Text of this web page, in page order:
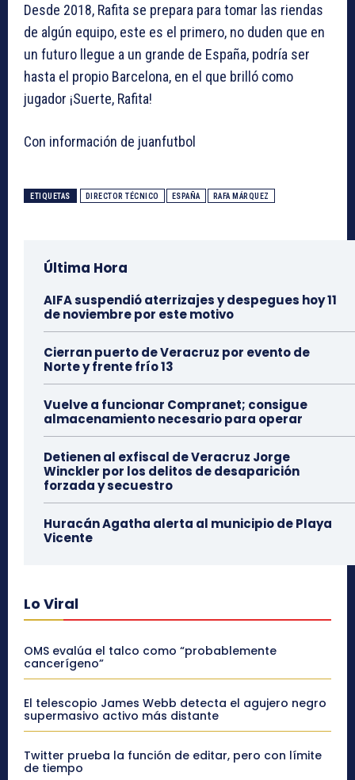
Desde 2018, Rafita se prepara para tomar las riendas
de algún equipo, este es el primero, no duden que en
un futuro llegue a un grande de España, podría ser
hasta el propio Barcelona, en el que brilló como
jugador ¡Suerte, Rafita!
Con información de juanfutbol
ETIQUETAS DIRECTOR TÉCNICO ESPAÑA RAFA MÁRQUEZ
Última Hora
AIFA suspendió aterrizajes y despegues hoy 11
de noviembre por este motivo
Cierran puerto de Veracruz por evento de
Norte y frente frío 13
Vuelve a funcionar Compranet; consigue
almacenamiento necesario para operar
Detienen al exfiscal de Veracruz Jorge
Winckler por los delitos de desaparición
forzada y secuestro
Huracán Agatha alerta al municipio de Playa
Vicente
Lo Viral
OMS evalúa el talco como “probablemente
cancerígeno”
El telescopio James Webb detecta el agujero negro
supermasivo activo más distante
Twitter prueba la función de editar, pero con límite
de tiempo